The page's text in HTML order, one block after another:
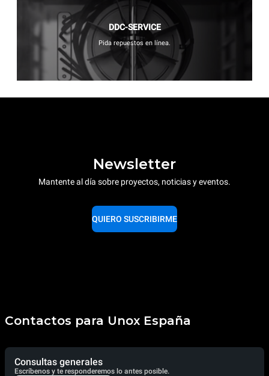
DDC-SERVICE
Pida repuestos en línea.
Newsletter
Mantente al día sobre proyectos, noticias y eventos.
QUIERO SUSCRIBIRME
Contactos para Unox España
Consultas generales
Escríbenos y te responderemos lo antes posible.